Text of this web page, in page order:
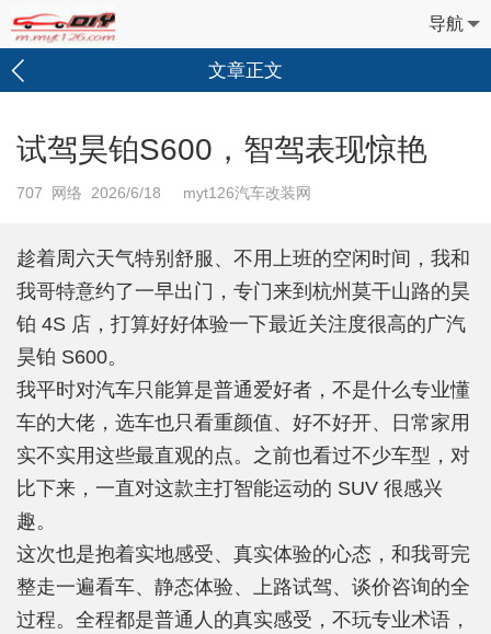
导航
文章正文
试驾昊铂S600，智驾表现惊艳
707 网络 2026/6/18 myt126汽车改装网
趁着周六天气特别舒服、不用上班的空闲时间，我和
我哥特意约了一早出门，专门来到杭州莫干山路的昊
铂 4S 店，打算好好体验一下最近关注度很高的广汽
昊铂 S600。
我平时对汽车只能算是普通爱好者，不是什么专业懂
车的大佬，选车也只看重颜值、好不好开、日常家用
实不实用这些最直观的点。之前也看过不少车型，对
比下来，一直对这款主打智能运动的 SUV 很感兴
趣。
这次也是抱着实地感受、真实体验的心态，和我哥完
整走一遍看车、静态体验、上路试驾、谈价咨询的全
过程。全程都是普通人的真实感受，不玩专业术语，